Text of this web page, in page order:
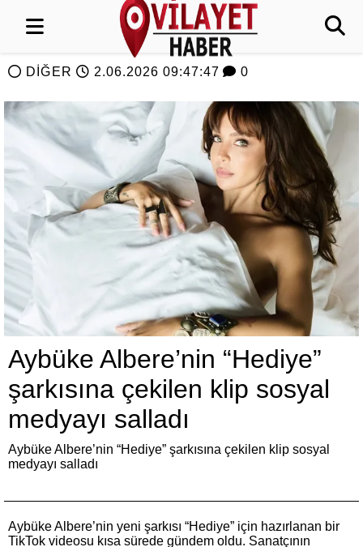
DİĞER 2.06.2026 09:47:47 0
Aybüke Albere’nin “Hediye”
şarkısına çekilen klip sosyal
medyayı salladı
Aybüke Albere’nin “Hediye” şarkısına çekilen klip sosyal
medyayı salladı
Aybüke Albere’nin yeni şarkısı “Hediye” için hazırlanan bir
TikTok videosu kısa sürede gündem oldu. Sanatçının